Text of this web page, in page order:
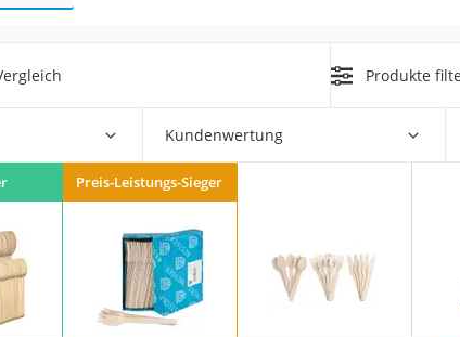
Produkte
Kundenwertung
Preis-Leistungs-Sieger